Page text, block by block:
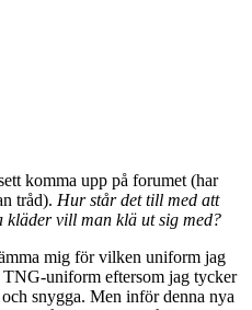
komma upp på forumet (har
tråd). Hur står det till med att
kläder vill man klä ut sig med?
mig för vilken uniform jag
uniform eftersom jag tycker
snygga. Men inför denna nya